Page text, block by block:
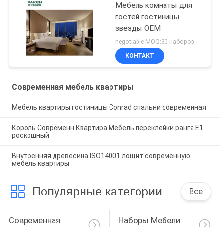
Мебель комнаты для
гостей гостиницы
звезды OEM
negotiable MOQ:30 наборов
КОНТАКТ
Современная мебель квартиры
Мебель квартиры гостиницы Conrad спальни современная
Король Современн Квартира Мебель переклейки ранга E1
роскошный
Внутренняя древесина ISO14001 лощит современную
мебель квартиры
Популярные категории Все
Современная
Наборы Мебели